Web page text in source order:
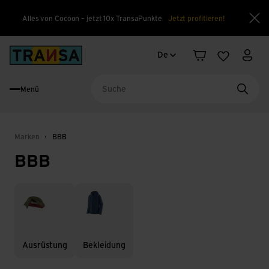
Alles von Cocoon – jetzt 10x TransaPunkte Jetzt profitieren!
Sprachwechsel
De
Warenkorb
Merkliste
Menü
Marken BBB
BBB
Ausrüstung Bekleidung
Bekleidung